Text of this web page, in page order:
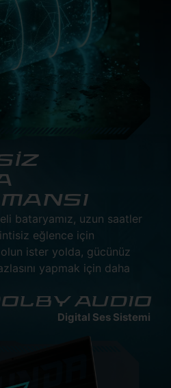
bataryamız, uzun saatler
eğlence için
ister yolda, gücünüz
yapmak için daha
AUDIO
Digital Ses Sistemi